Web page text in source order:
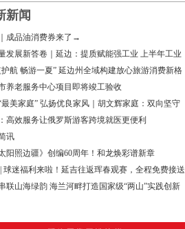
新闻
成品油消费券来了→
发展新答卷｜延边：提质赋能强工业 上半年工业
速领跑全省
护航 畅游一夏” 延边州全域构建放心旅游消费新格
养老服务中心项目即将竣工验收
最美家庭” 弘扬优良家风｜胡文辉家庭：双向坚守
国担当
高效服务让俄罗斯游客跨境就医更便利
讯
太阳照边疆》创编60周年！和龙焕彩谱新章
球迷福利来啦！延吉往返珲春观赛，全程免费接送
联山海绿韵 海兰河畔打造国家级“两山”实践创新